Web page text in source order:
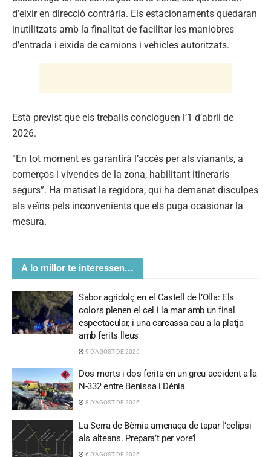
d’eixir en direcció contrària. Els estacionaments quedaran
inutilitzats amb la finalitat de facilitar les maniobres
d’entrada i eixida de camions i vehicles autoritzats.
Està previst que els treballs concloguen l’1 d’abril de
2026.
“En tot moment es garantirà l’accés per als vianants, a
comerços i vivendes de la zona, habilitant itineraris
segurs”. Ha matisat la regidora, qui ha demanat disculpes
als veïns pels inconvenients que els puga ocasionar la
mesura.
A lo millor te interessen...
Sabor agridolç en el Castell de l’Olla: Els
colors plenen el cel i la mar amb un final
espectacular, i una carcassa cau a la platja
amb ferits lleus
9 D'AGOST DE 2026
Dos morts i dos ferits en un greu accident a la
N-332 entre Benissa i Dénia
8 D'AGOST DE 2026
La Serra de Bèrnia amenaça de tapar l’eclipsi
als alteans. Prepara’t per vore’l
6 D'AGOST DE 2026